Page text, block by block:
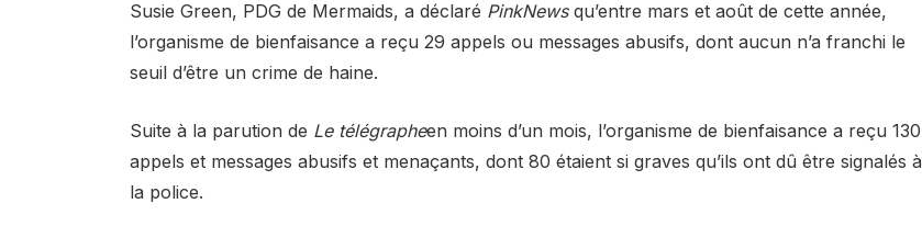
Susie Green, PDG de Mermaids, a déclaré PinkNewsqu’entre mars et août de cette année,
l’organisme de bienfaisance a reçu 29 appels ou messages abusifs, dont aucun n’a franchi le
seuil d’être un crime de haine.
Suite à la parution de Le télégrapheen moins d’un mois, l’organisme de bienfaisance a reçu 130
appels et messages abusifs et menaçants, dont 80 étaient si graves qu’ils ont dû être signalés à
la police.